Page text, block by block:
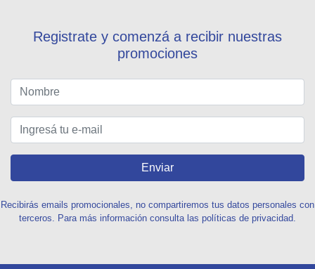
Registrate y comenzá a recibir nuestras
promociones
Enviar
Recibirás emails promocionales, no compartiremos tus datos personales con
terceros. Para más información consulta las políticas de privacidad.